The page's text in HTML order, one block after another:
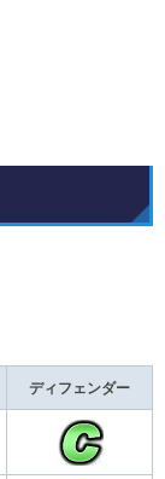
ディフェンダー